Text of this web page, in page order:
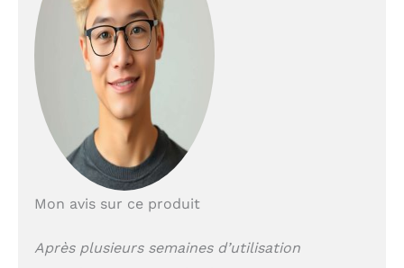
de fixation en cuir, sac
à bandoulière unique.
père, vos amis pour
Noël, un anniversaire de
mariage, la Saint-
Valentin, un
anniversaire, la fête des
organisées : la mallette
compartiments, dont
Mon avis sur ce produit
Après plusieurs semaines d’utilisation